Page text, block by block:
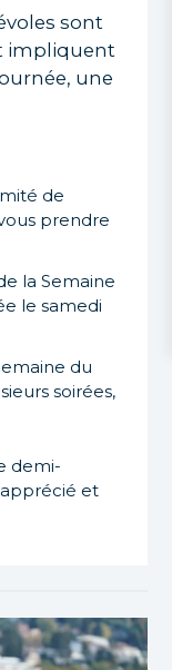
sont
impliquent
une
de
prendre
la Semaine
le samedi
du
soirées,
demi-
et